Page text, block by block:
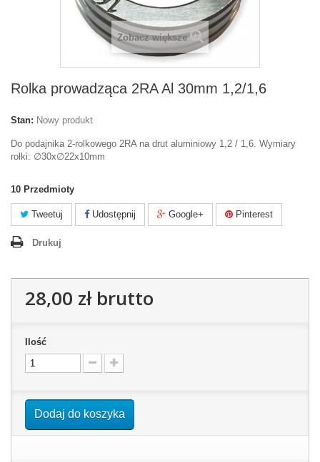
Zobacz większe
Rolka prowadząca 2RA Al 30mm 1,2/1,6
Stan: Nowy produkt
Do podajnika 2-rolkowego 2RA na drut aluminiowy 1,2 / 1,6. Wymiary
rolki: ∅30x∅22x10mm
10 Przedmioty
Tweetuj Udostępnij Google+ Pinterest
Drukuj
28,00 złbrutto
Ilość
Dodaj do koszyka